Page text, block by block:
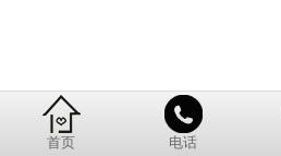
首页 电话